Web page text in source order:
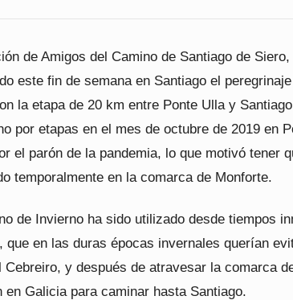
de Amigos del Camino de Santiago de
este fin de semana en Santiago el
la etapa de 20 km entre Ponte Ulla y
por etapas en el mes de octubre de 2019 en
el parón de la pandemia, lo que motivó tener
temporalmente en la comarca de Monforte.
de Invierno ha sido utilizado desde tiempos
que en las duras épocas invernales querían
Cebreiro, y después de atravesar la comarca
en Galicia para caminar hasta Santiago.